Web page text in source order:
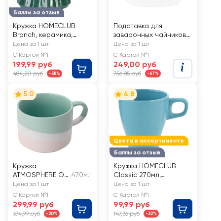
Баллы за отзыв
Кружка HOMECLUB
Branch, керамика,
320мл, Арт. 256016
Цена за 1 шт
С Картой №1
199,99 руб
484,20 руб -58%
Подставка для
заварочных чайников
HOMECLUB стекло
Арт. KTG-6
Цена за 1 шт
С Картой №1
249,00 руб
756,85 руб -67%
5.0
Кружка
ATMOSPHERE OF
ART Stripe,
керамика,
470мл, Арт. AT-
K2831
470мл
Цена за 1 шт
С Картой №1
299,99 руб
374,99 руб -20%
Цвета в ассортименте
Баллы за отзыв
4.8
Кружка HOMECLUB
Classic 270мл,
керамика, в
ассортименте, Арт.
IMB-1
Цена за 1 шт
С Картой №1
99,99 руб
147,36 руб -32%